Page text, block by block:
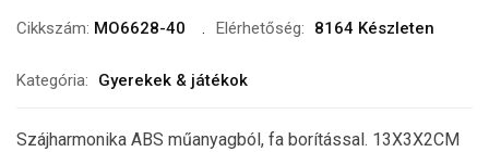
Cikkszám: MO6628-40 Elérhetőség: 8164 Készleten
Kategória: Gyerekek & játékok
Szájharmonika ABS műanyagból, fa borítással. 13X3X2CM